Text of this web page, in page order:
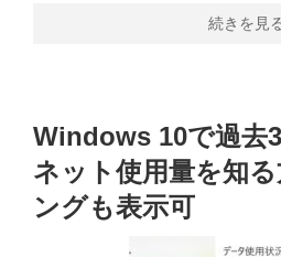
続きを見
Windows 10で過去
ネット使用量を知
ングも表示可